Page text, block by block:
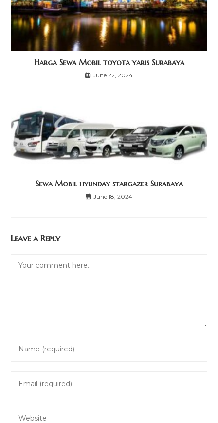
Harga Sewa Mobil toyota yaris Surabaya
June 22, 2024
Sewa Mobil hyunday stargazer Surabaya
June 18, 2024
Leave a Reply
your
comment
your
address